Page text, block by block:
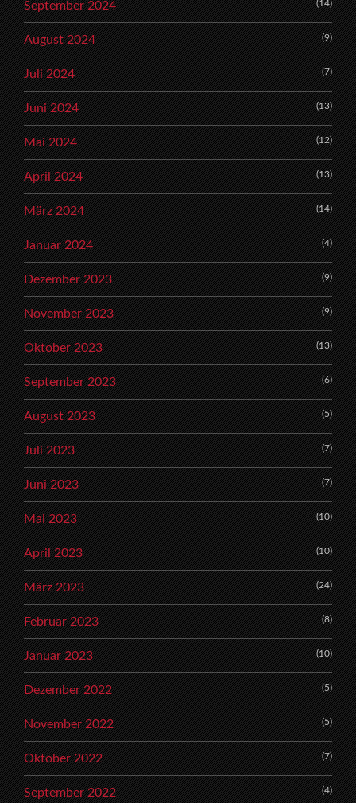
September 2024 (14)
August 2024 (9)
Juli 2024 (7)
Juni 2024 (13)
Mai 2024 (12)
April 2024 (13)
März 2024 (14)
Januar 2024 (4)
Dezember 2023 (9)
November 2023 (9)
Oktober 2023 (13)
September 2023 (6)
August 2023 (5)
Juli 2023 (7)
Juni 2023 (7)
Mai 2023 (10)
April 2023 (10)
März 2023 (24)
Februar 2023 (8)
Januar 2023 (10)
Dezember 2022 (5)
November 2022 (5)
Oktober 2022 (7)
September 2022 (4)